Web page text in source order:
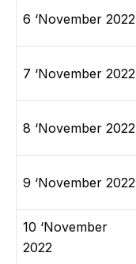
6 ‘November 2022
7 ‘November 2022
8 ‘November 2022
9 ‘November 2022
10 ‘November
2022